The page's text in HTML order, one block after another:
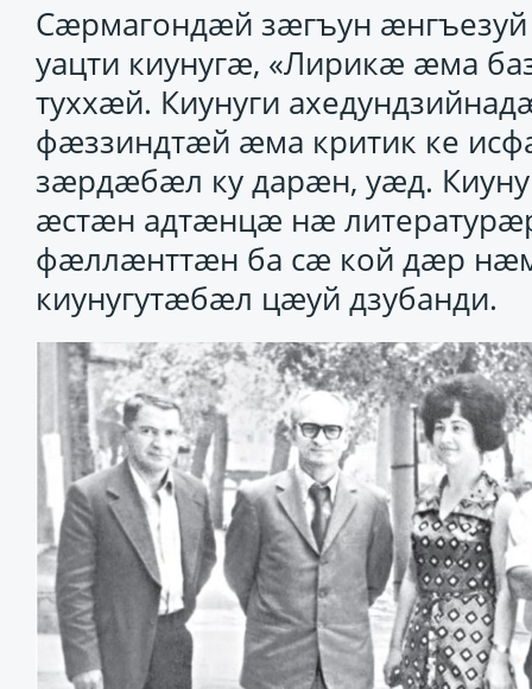
Сӕрмагондӕй зӕгъун
уацти киунугӕ, «Лирикӕ ӕма
туххӕй. Киунуги
фӕззиндтӕй ӕма критик ке
зӕрдӕбӕл ку дарӕн, уӕд.
ӕстӕн адтӕнцӕ нӕ
фӕллӕнттӕн ба сӕ кой дӕр
киунугутӕбӕл цӕуй дзубанди.